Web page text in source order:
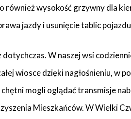
również wysokość grzywny dla
jazdy i usunięcie tablic
dotychczas. W naszej wsi
wiosce dzięki nagłośnieniu, w
mogli oglądać transmisje
Mieszkańców. W Wielki